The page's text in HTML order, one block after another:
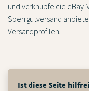
und verknüpfe die
Sperrgutversand
Versandprofilen.
Ist diese Seite